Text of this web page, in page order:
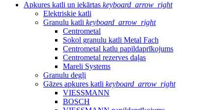
Apkures katli un iekārtas keyboard_arrow_right
Elektriskie katli
Granulu katli keyboard_arrow_right
Centrometal
Sokol granulu katli Metal Fach
Centrometal katlu papildaprīkojums
Centrometal rezerves daļas
Mareli Systems
Granulu degļi
Gāzes apkures katli keyboard_arrow_right
VIESSMANN
BOSCH